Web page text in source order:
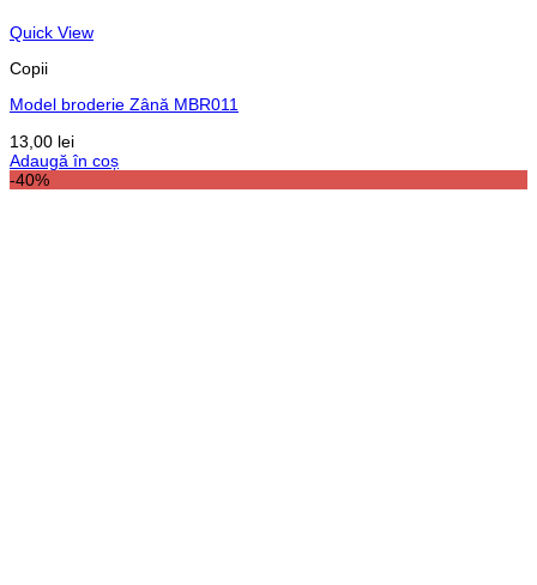
Quick View
Copii
Model broderie Zână MBR011
13,00 lei
Adaugă în coș
-40%